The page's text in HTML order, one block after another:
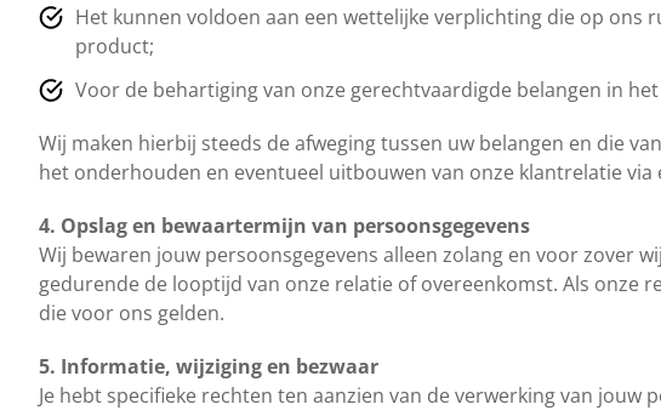
Het kunnen voldoen aan een wettelijke verplichting die op
product;
Voor de behartiging van onze gerechtvaardigde belangen in
Wij maken hierbij steeds de afweging tussen uw belangen en die
het onderhouden en eventueel uitbouwen van onze klantrelatie
4. Opslag en bewaartermijn van persoonsgegevens
Wij bewaren jouw persoonsgegevens alleen zolang en voor zover
gedurende de looptijd van onze relatie of overeenkomst. Als onze
die voor ons gelden.
5. Informatie, wijziging en bezwaar
Je hebt specifieke rechten ten aanzien van de verwerking van